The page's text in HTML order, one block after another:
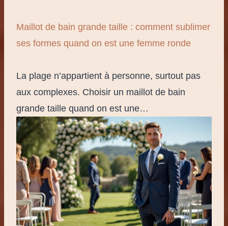
Maillot de bain grande taille : comment sublimer
ses formes quand on est une femme ronde
La plage n’appartient à personne, surtout pas
aux complexes. Choisir un maillot de bain
grande taille quand on est une…